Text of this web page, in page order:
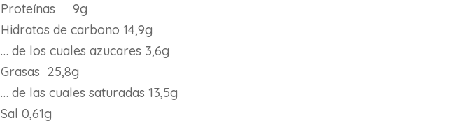
Proteínas 9g
Hidratos de carbono 14,9g
… de los cuales azucares 3,6g
Grasas 25,8g
… de las cuales saturadas 13,5g
Sal 0,61g